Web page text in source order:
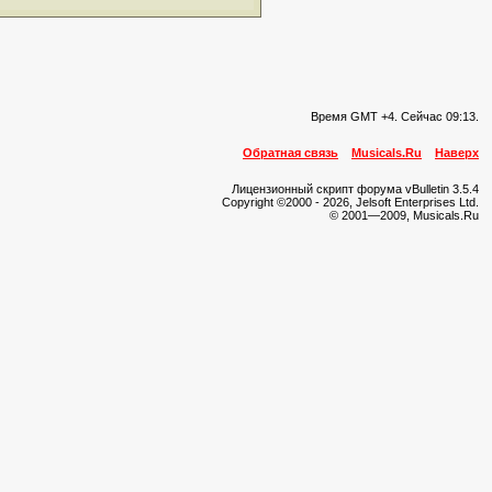
Время GMT +4. Сейчас 09:13
Обратная связь Musicals.Ru Наверх
Лицензионный скрипт форума vBulletin 3.5.4
Copyright ©2000 - 2026, Jelsoft Enterprises Ltd.
© 2001—2009, Musicals.Ru